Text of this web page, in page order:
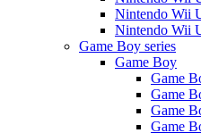
Nintendo Wii
Nintendo Wii
Game Boy series
Game Boy
Game
Game
Game
Game